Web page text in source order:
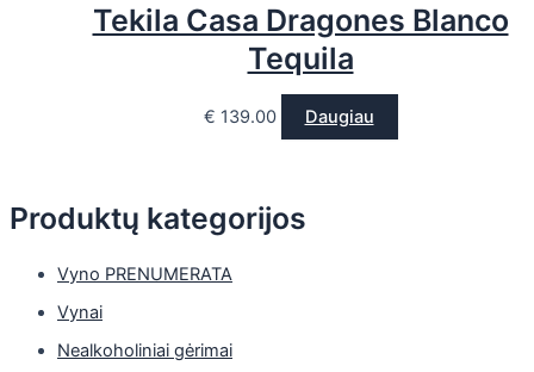
Produktų kategorijos
Vyno PRENUMERATA
Vynai
Nealkoholiniai gėrimai
Tekila Casa Dragones Blanco
Tequila
€ 139.00 Daugiau